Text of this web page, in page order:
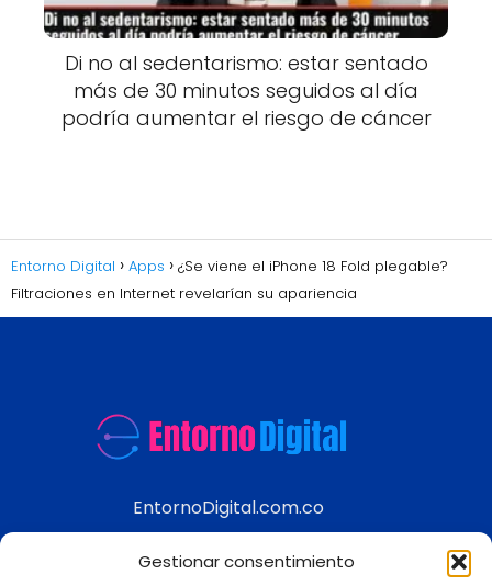
Gestionar consentimiento
Di no al sedentarismo: estar sentado
más de 30 minutos seguidos al día
podría aumentar el riesgo de cáncer
Entorno Digital Apps
¿Se viene el iPhone 18 Fold plegable?
Filtraciones en Internet revelarían su apariencia
EntornoDigital.com.co
Información real y actualizada de temas
modernos